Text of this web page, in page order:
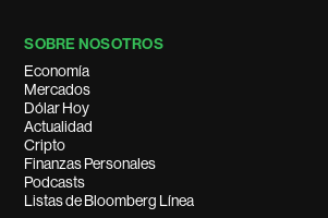
SOBRE NOSOTROS
Economía
Mercados
Dólar Hoy
Actualidad
Cripto
Finanzas Personales
Podcasts
Listas de Bloomberg Línea